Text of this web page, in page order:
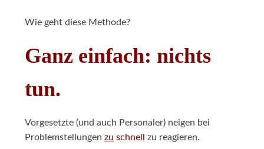
Wie geht diese Methode?
Ganz einfach: nichts
tun.
Vorgesetzte (und auch Personaler) neigen bei
Problemstellungen zu schnell zu reagieren.